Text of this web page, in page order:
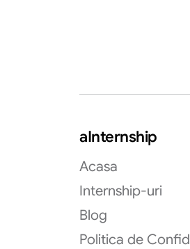
aInternship
Acasa
Internship-uri
Blog
Politica de